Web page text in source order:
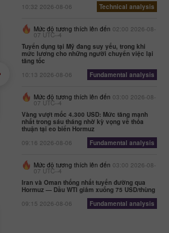
10:32 2026-08-06
Technical analysis
Mức độ tương thích lên đến 02:00 2026-08-
07 UTC--4
Tuyển dụng tại Mỹ đang suy yếu, trong khi
mức lương cho những người chuyển việc lại
tăng tốc
10:13 2026-08-06
Fundamental analysis
Mức độ tương thích lên đến 03:00 2026-08-
07 UTC--4
Vàng vượt mốc 4.300 USD: Mức tăng mạnh
nhất trong sáu tháng nhờ kỳ vọng về thỏa
thuận tại eo biển Hormuz
09:16 2026-08-06
Fundamental analysis
Mức độ tương thích lên đến 03:00 2026-08-
07 UTC--4
Iran và Oman thống nhất tuyến đường qua
Hormuz — Dầu WTI giảm xuống 75 USD/thùng
09:15 2026-08-06
Fundamental analysis